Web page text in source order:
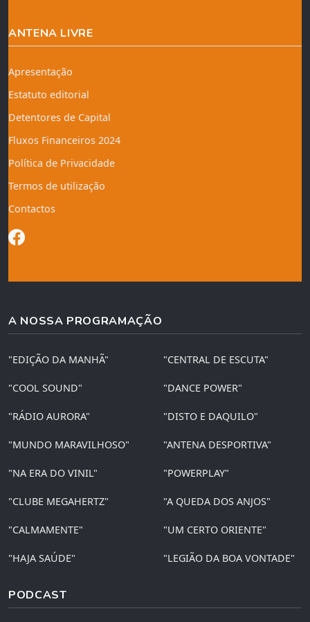
ANTENA LIVRE
Apresentação
Estatuto editorial
Detentores de Capital
Fluxos Financeiros 2024
Política de Privacidade
Termos de utilização
Contactos
A NOSSA PROGRAMAÇÃO
"EDIÇÃO DA MANHÃ" "CENTRAL DE ESCUTA"
"COOL SOUND" "DANCE POWER"
"RÁDIO AURORA" "DISTO E DAQUILO"
"MUNDO MARAVILHOSO" "ANTENA DESPORTIVA"
"NA ERA DO VINIL" "POWERPLAY"
"CLUBE MEGAHERTZ" "A QUEDA DOS ANJOS"
"CALMAMENTE" "UM CERTO ORIENTE"
"HAJA SAÚDE" "LEGIÃO DA BOA VONTADE"
PODCAST